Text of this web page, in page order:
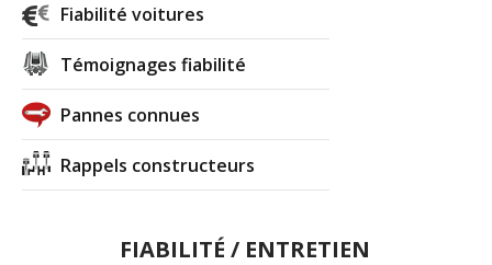
Fiabilité voitures
Témoignages fiabilité
Pannes connues
Rappels constructeurs
FIABILITÉ / ENTRETIEN